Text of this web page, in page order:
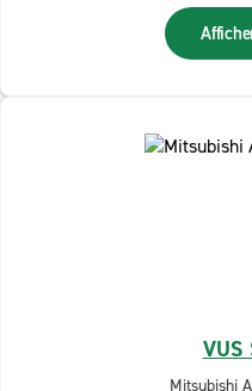
VUS
Mitsubishi